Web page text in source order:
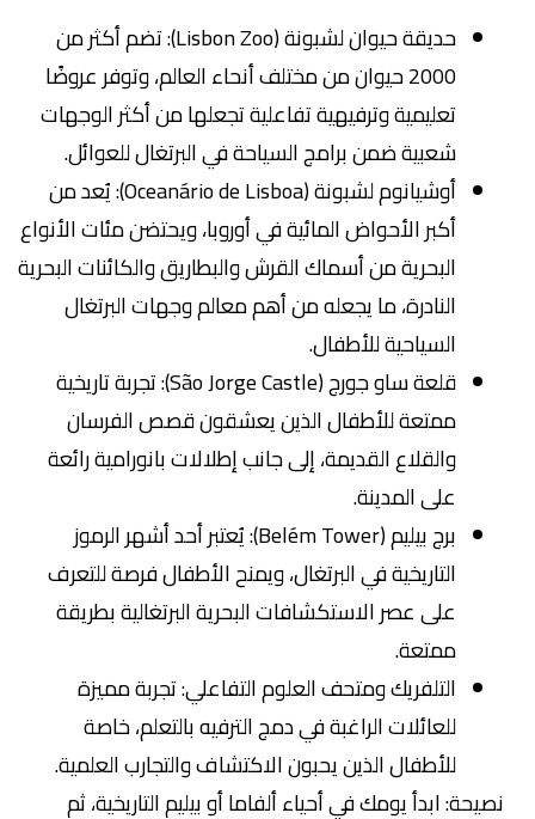
حديقة حيوان لشبونة (Lisbon Zoo): تضم أكثر من
2000 حيوان من مختلف أنحاء العالم، وتوفر عروضًا
تعليمية وترفيهية تفاعلية تجعلها من أكثر الوجهات
شعبية ضمن برامج السياحة في البرتغال للعوائل.
أوشيانوم لشبونة (Oceanário de Lisboa): يُعد من
أكبر الأحواض المائية في أوروبا، ويحتضن مئات الأنواع
البحرية من أسماك القرش والبطاريق والكائنات البحرية
النادرة، ما يجعله من أهم معالم وجهات البرتغال
السياحية للأطفال.
قلعة ساو جورج (São Jorge Castle): تجربة تاريخية
ممتعة للأطفال الذين يعشقون قصص الفرسان
والقلاع القديمة، إلى جانب إطلالات بانورامية رائعة
على المدينة.
برج بيليم (Belém Tower): يُعتبر أحد أشهر الرموز
التاريخية في البرتغال، ويمنح الأطفال فرصة للتعرف
على عصر الاستكشافات البحرية البرتغالية بطريقة
ممتعة.
التلفريك ومتحف العلوم التفاعلي: تجربة مميزة
للعائلات الراغبة في دمج الترفيه بالتعلم، خاصة
للأطفال الذين يحبون الاكتشاف والتجارب العلمية.
نصيحة: ابدأ يومك في أحياء ألفاما أو بيليم التاريخية، ثم